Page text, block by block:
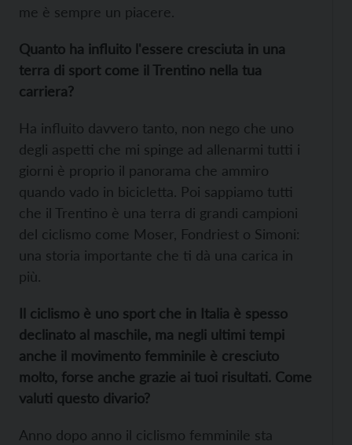
me è sempre un piacere.
Quanto ha influito l'essere cresciuta in una
terra di sport come il Trentino nella tua
carriera?
Ha influito davvero tanto, non nego che uno
degli aspetti che mi spinge ad allenarmi tutti i
giorni è proprio il panorama che ammiro
quando vado in bicicletta. Poi sappiamo tutti
che il Trentino è una terra di grandi campioni
del ciclismo come Moser, Fondriest o Simoni:
una storia importante che ti dà una carica in
più.
Il ciclismo è uno sport che in Italia è spesso
declinato al maschile, ma negli ultimi tempi
anche il movimento femminile è cresciuto
molto, forse anche grazie ai tuoi risultati. Come
valuti questo divario?
Anno dopo anno il ciclismo femminile sta